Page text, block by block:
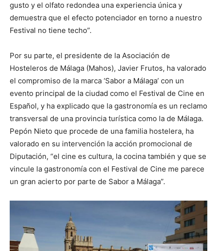
gusto y el olfato redondea una experiencia única y
demuestra que el efecto potenciador en torno a nuestro
Festival no tiene techo”.
Por su parte, el presidente de la Asociación de
Hosteleros de Málaga (Mahos), Javier Frutos, ha valorado
el compromiso de la marca ‘Sabor a Málaga’ con un
evento principal de la ciudad como el Festival de Cine en
Español, y ha explicado que la gastronomía es un reclamo
transversal de una provincia turística como la de Málaga.
Pepón Nieto que procede de una familia hostelera, ha
valorado en su intervención la acción promocional de
Diputación, “el cine es cultura, la cocina también y que se
vincule la gastronomía con el Festival de Cine me parece
un gran acierto por parte de Sabor a Málaga”.